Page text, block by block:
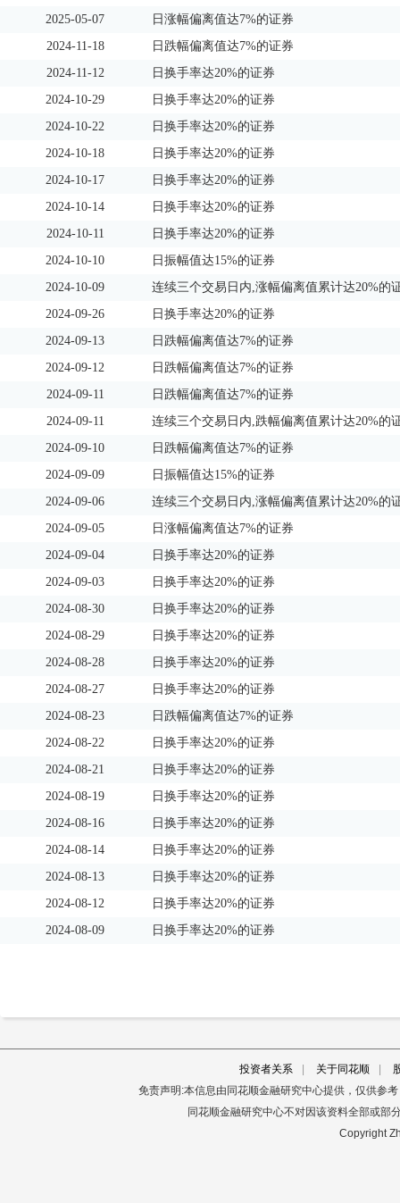
2025-05-07
日涨幅偏离值达7%的证券
2024-11-18
日跌幅偏离值达7%的证券
2024-11-12
日换手率达20%的证券
2024-10-29
日换手率达20%的证券
2024-10-22
日换手率达20%的证券
2024-10-18
日换手率达20%的证券
2024-10-17
日换手率达20%的证券
2024-10-14
日换手率达20%的证券
2024-10-11
日换手率达20%的证券
2024-10-10
日振幅值达15%的证券
2024-10-09
连续三个交易日内,涨幅偏离值累计达20%的
2024-09-26
日换手率达20%的证券
2024-09-13
日跌幅偏离值达7%的证券
2024-09-12
日跌幅偏离值达7%的证券
2024-09-11
日跌幅偏离值达7%的证券
2024-09-11
连续三个交易日内,跌幅偏离值累计达20%的
2024-09-10
日跌幅偏离值达7%的证券
2024-09-09
日振幅值达15%的证券
2024-09-06
连续三个交易日内,涨幅偏离值累计达20%的
2024-09-05
日涨幅偏离值达7%的证券
2024-09-04
日换手率达20%的证券
2024-09-03
日换手率达20%的证券
2024-08-30
日换手率达20%的证券
2024-08-29
日换手率达20%的证券
2024-08-28
日换手率达20%的证券
2024-08-27
日换手率达20%的证券
2024-08-23
日跌幅偏离值达7%的证券
2024-08-22
日换手率达20%的证券
2024-08-21
日换手率达20%的证券
2024-08-19
日换手率达20%的证券
2024-08-16
日换手率达20%的证券
2024-08-14
日换手率达20%的证券
2024-08-13
日换手率达20%的证券
2024-08-12
日换手率达20%的证券
2024-08-09
日换手率达20%的证券
投资者关系 关于同花顺
免责声明:本信息由同花顺金融研究中心提供，仅供参
同花顺金融研究中心不对因该资料全部或部
Copyright